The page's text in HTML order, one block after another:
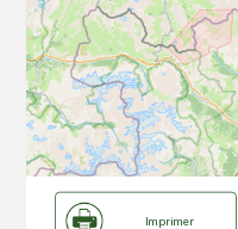
Imprimer